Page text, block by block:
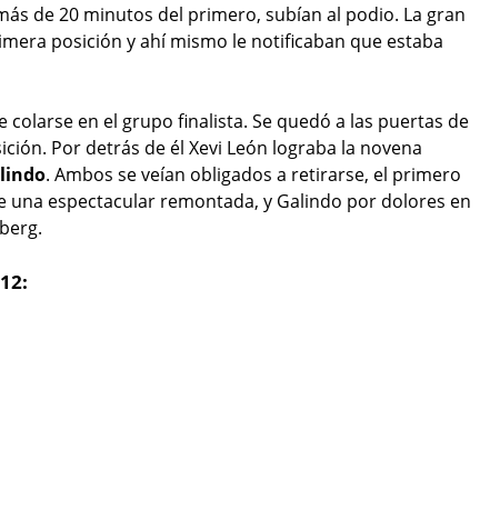
de 20 minutos del primero, subían al podio. La gran
posición y ahí mismo le notificaban que estaba
colarse en el grupo finalista. Se quedó a las puertas de
Por detrás de él Xevi León lograba la novena
. Ambos se veían obligados a retirarse, el primero
una espectacular remontada, y Galindo por dolores en